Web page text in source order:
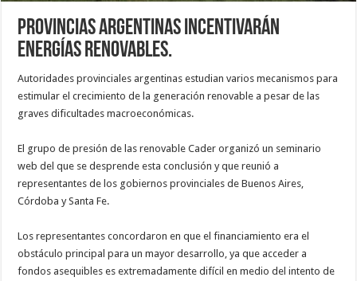
Provincias argentinas incentivarán
energías renovables.
Autoridades provinciales argentinas estudian varios mecanismos para
estimular el crecimiento de la generación renovable a pesar de las
graves dificultades macroeconómicas.
El grupo de presión de las renovable Cader organizó un seminario
web del que se desprende esta conclusión y que reunió a
representantes de los gobiernos provinciales de Buenos Aires,
Córdoba y Santa Fe.
Los representantes concordaron en que el financiamiento era el
obstáculo principal para un mayor desarrollo, ya que acceder a
fondos asequibles es extremadamente difícil en medio del intento de